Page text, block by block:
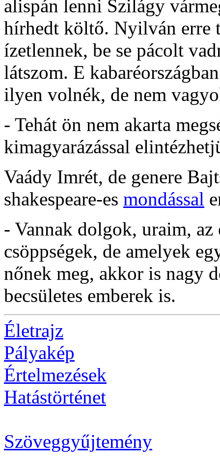
alispán lenni Szilágy
hírhedt költő. Nyilván erre
ízetlennek, be se pácolt
látszom. E
ilyen volnék, de nem
- Tehát ön nem akarta
kimagyarázással
Vaády Imrét, de genere
shakespeare-es mondással
- Vannak dolgok, uraim, az
csöppségek, de amelyek
nőnek meg, akkor is nagy
becsületes emberek is.
Életrajz
Pályakép
Értelmezések
Hatástörténet
Szöveggyűjtemény